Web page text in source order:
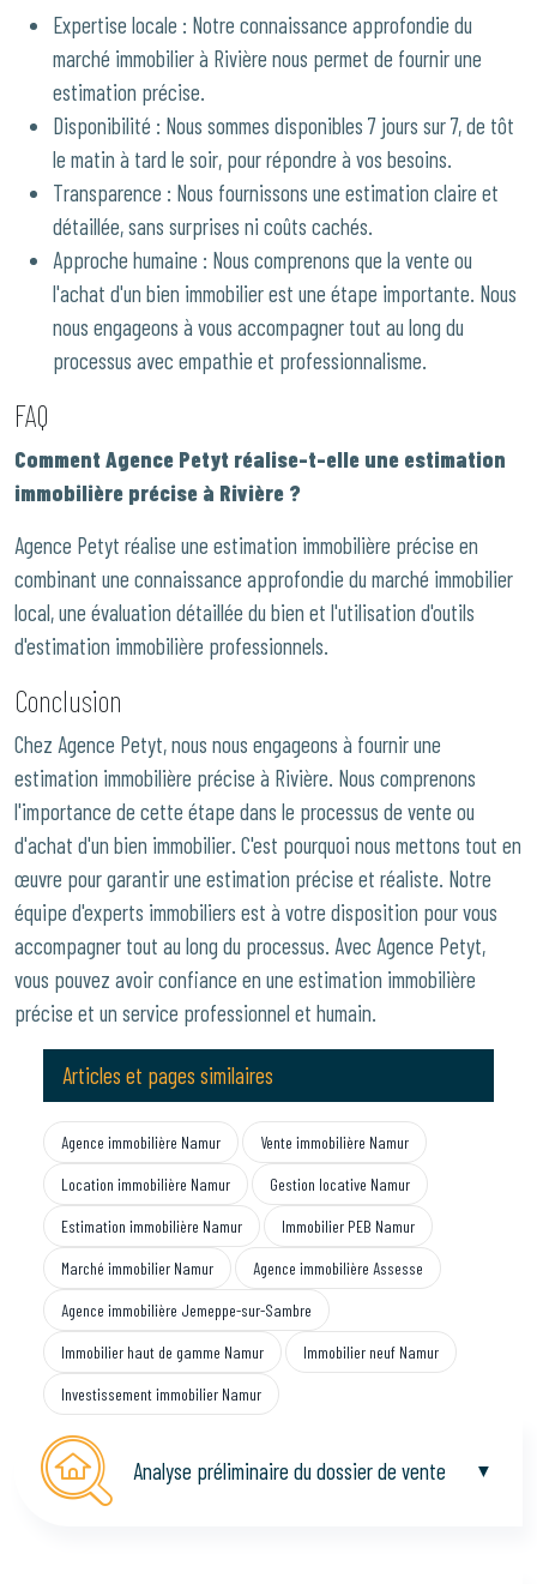
Expertise locale : Notre connaissance approfondie du
marché immobilier à Rivière nous permet de fournir une
estimation précise.
Disponibilité : Nous sommes disponibles 7 jours sur 7, de tôt
le matin à tard le soir, pour répondre à vos besoins.
Transparence : Nous fournissons une estimation claire et
détaillée, sans surprises ni coûts cachés.
Approche humaine : Nous comprenons que la vente ou
l'achat d'un bien immobilier est une étape importante. Nous
nous engageons à vous accompagner tout au long du
processus avec empathie et professionnalisme.
FAQ
Comment Agence Petyt réalise-t-elle une estimation
immobilière précise à Rivière ?
Agence Petyt réalise une estimation immobilière précise en
combinant une connaissance approfondie du marché immobilier
local, une évaluation détaillée du bien et l'utilisation d'outils
d'estimation immobilière professionnels.
Conclusion
Chez Agence Petyt, nous nous engageons à fournir une
estimation immobilière précise à Rivière. Nous comprenons
l'importance de cette étape dans le processus de vente ou
d'achat d'un bien immobilier. C'est pourquoi nous mettons tout en
œuvre pour garantir une estimation précise et réaliste. Notre
équipe d'experts immobiliers est à votre disposition pour vous
accompagner tout au long du processus. Avec Agence Petyt,
vous pouvez avoir confiance en une estimation immobilière
précise et un service professionnel et humain.
Articles et pages similaires
Agence immobilière Namur Vente immobilière Namur
Location immobilière Namur Gestion locative Namur
Estimation immobilière Namur Immobilier PEB Namur
Marché immobilier Namur Agence immobilière Assesse
Agence immobilière Jemeppe-sur-Sambre
Immobilier haut de gamme Namur Immobilier neuf Namur
Investissement immobilier Namur
Analyse préliminaire du dossier de vente